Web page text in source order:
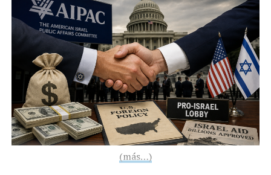
(más…)